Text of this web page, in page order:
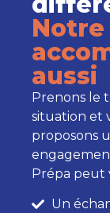
Notre
aussi
Prenons le
situation et
proposons
Prépa peut
Un